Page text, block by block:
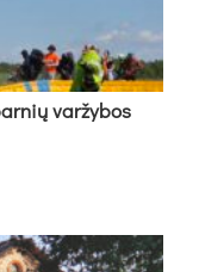
var­žy­bos